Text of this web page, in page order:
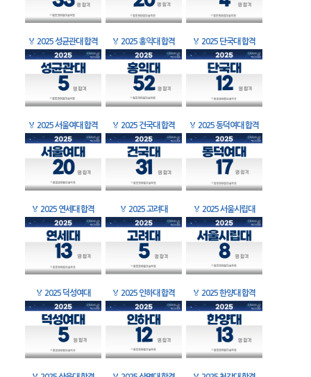
🏅 2025 성균관대 합격 🏅 2025 홍익대 합격 🏅 2025 단국대 합격
🏅 2025 서울여대 합격 🏅 2025 건국대 합격 🏅 2025 동덕여대 합격
🏅 2025 연세대 합격 🏅 2025 고려대 🏅 2025 서울시립대
🏅 2025 덕성여대 🏅 2025 인하대 합격 🏅 2025 한양대 합격